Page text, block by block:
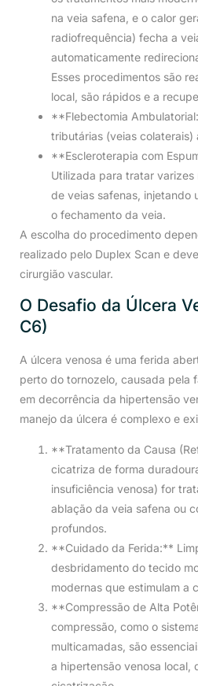
na veia safena, e o calor
radiofrequência) fecha a
automaticamente
Esses procedimentos são
local, são rápidos e a
**Flebectomia
tributárias (veias colaterais)
**Escleroterapia com
Utilizada para tratar varizes
de veias safenas, injetando
o fechamento da veia.
A escolha do procedimento
realizado pelo Duplex Scan e
cirurgião vascular.
O Desafio da Úlcera
C6)
A úlcera venosa é uma ferida
perto do tornozelo, causada pela
em decorrência da hipertensão
manejo da úlcera é complexo e
**Tratamento da Causa
cicatriza de forma
insuficiência venosa) for
ablação da veia safena ou
profundos.
**Cuidado da Ferida:**
desbridamento do tecido
modernas que estimulam a
**Compressão de Alta
compressão, como o
multicamadas, são
a hipertensão venosa local,